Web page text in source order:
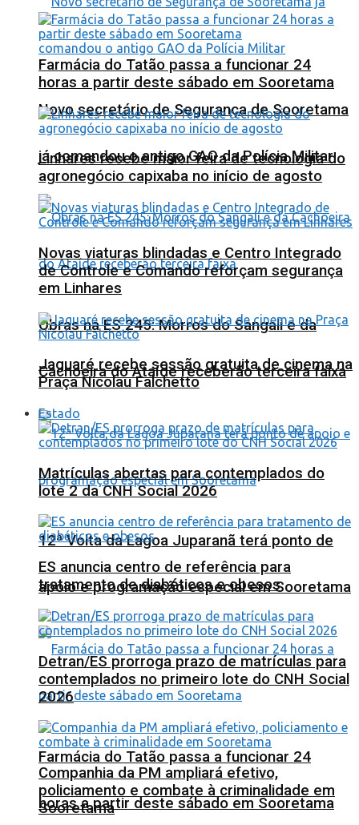
Novo secretário de Segurança de Sooretama
já comandou o antigo GAO da Polícia Militar
Obras na ES 245: Morros do Sangali e da
Cachoeira do Ataíde receberão terceira faixa
12ª Volta da Lagoa Juparanã terá ponto de
apoio e programação especial em Sooretama
Farmácia do Tatão passa a funcionar 24
horas a partir deste sábado em Sooretama
Farmácia do Tatão passa a funcionar 24
horas a partir deste sábado em Sooretama
Linhares recebe maior feira de tecnologia do
agronegócio capixaba no início de agosto
Novas viaturas blindadas e Centro Integrado
de Controle e Comando reforçam segurança
em Linhares
Jaguaré recebe sessão gratuita de cinema na
Praça Nicolau Falchetto
Estado
Matrículas abertas para contemplados do
lote 2 da CNH Social 2026
ES anuncia centro de referência para
tratamento de diabéticos e obesos
Detran/ES prorroga prazo de matrículas para
contemplados no primeiro lote do CNH Social
2026
Companhia da PM ampliará efetivo,
policiamento e combate à criminalidade em
Sooretama